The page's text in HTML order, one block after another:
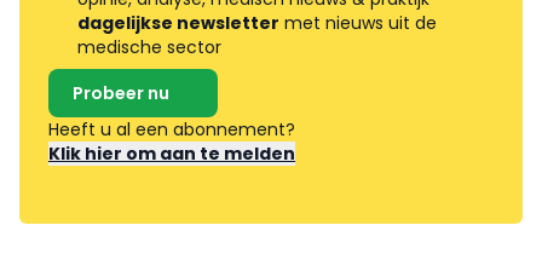
dagelijkse newsletter met nieuws uit de
medische sector
Probeer nu
Heeft u al een abonnement?
Klik hier om aan te melden